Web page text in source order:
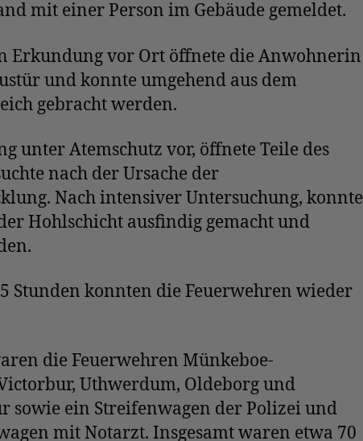
mit einer Person im Gebäude gemeldet.
Erkundung vor Ort öffnete die Anwohnerin
und konnte umgehend aus dem
gebracht werden.
unter Atemschutz vor, öffnete Teile des
nach der Ursache der
Nach intensiver Untersuchung, konnte
Hohlschicht ausfindig gemacht und
Stunden konnten die Feuerwehren wieder
die Feuerwehren Münkeboe-
Uthwerdum, Oldeborg und
sowie ein Streifenwagen der Polizei und
mit Notarzt. Insgesamt waren etwa 70